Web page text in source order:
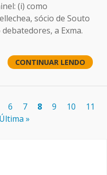
(i) como
sócio de Souto
a Exma.
CONTINUAR LENDO
Page
6 Page
7
Página
8 Page
9 Page
10 Page
11
Última
Última »